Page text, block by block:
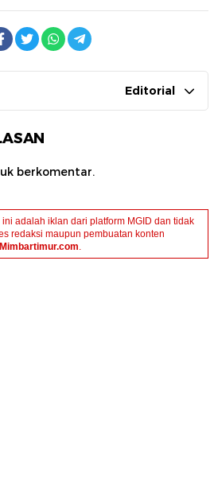
Editorial
berkomentar.
adalah iklan dari platform MGID dan tidak
redaksi maupun pembuatan konten
Mimbartimur.com